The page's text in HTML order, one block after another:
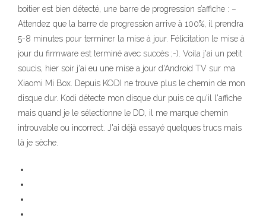
boitier est bien détecté, une barre de progression s’affiche : –
Attendez que la barre de progression arrive à 100%, il prendra
5-8 minutes pour terminer la mise à jour. Félicitation le mise à
jour du firmware est terminé avec succès ;-). Voila j'ai un petit
soucis, hier soir j'ai eu une mise a jour d'Android TV sur ma
Xiaomi Mi Box. Depuis KODI ne trouve plus le chemin de mon
disque dur. Kodi détecte mon disque dur puis ce qu'il l'affiche
mais quand je le sélectionne le DD, il me marque chemin
introuvable ou incorrect. J'ai déjà essayé quelques trucs mais
là je sèche.